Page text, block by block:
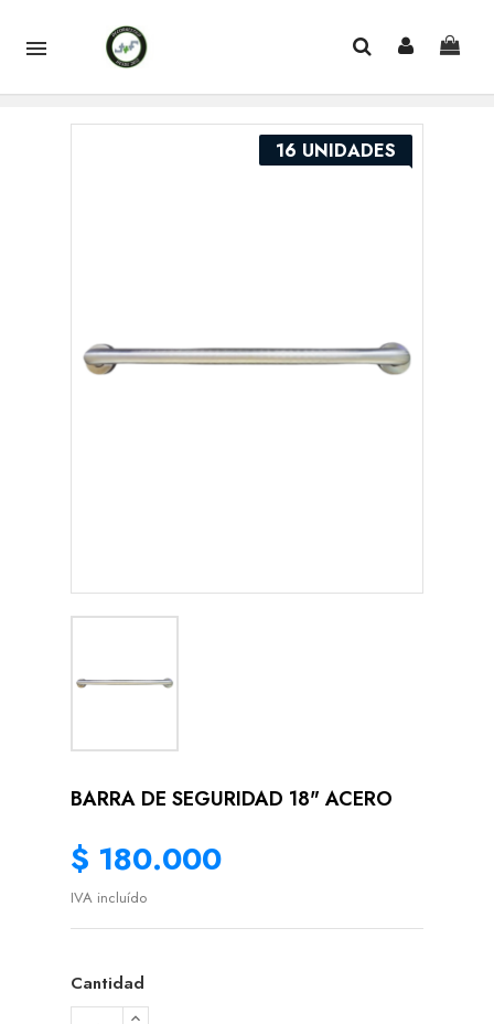

16 UNIDADES
BARRA DE SEGURIDAD 18" ACERO
$ 180.000
IVA incluído
Cantidad